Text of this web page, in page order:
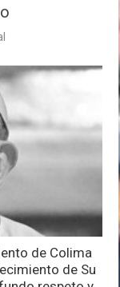
de Colima
de Su